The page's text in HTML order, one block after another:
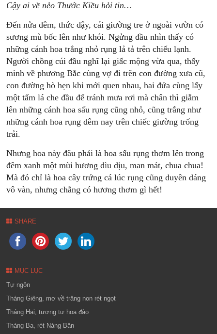
Cậy ai về nẻo Thước Kiều hỏi tin…
Đến nửa đêm, thức dậy, cái giường tre ở ngoài vườn có
sương mù bốc lên như khói. Ngửng đầu nhìn thấy có
những cánh hoa trắng nhỏ rụng lả tả trên chiếu lạnh.
Người chồng cúi đầu nghĩ lại giấc mộng vừa qua, thấy
mình về phương Bắc cùng vợ đi trên con đường xưa cũ,
con đường hò hẹn khi mới quen nhau, hai đứa cùng lấy
một tấm lá che đầu để tránh mưa rơi mà chân thì giẫm
lên những cánh hoa sấu rụng cũng nhỏ, cũng trắng như
những cánh hoa rụng đêm nay trên chiếc giường trống
trải.
Nhưng hoa này đâu phải là hoa sấu rụng thơm lên trong
đêm xanh một mùi hương dìu dịu, man mát, chua chua!
Mà đó chỉ là hoa cây trứng cá lúc rụng cũng duyên dáng
vô vàn, nhưng chẳng có hương thơm gì hết!
SHARE
MỤC LỤC
Tự ngôn
Tháng Giêng, mơ về trăng non rét ngọt
Tháng Hai, tương tư hoa đào
Tháng Ba, rét Nàng Bân